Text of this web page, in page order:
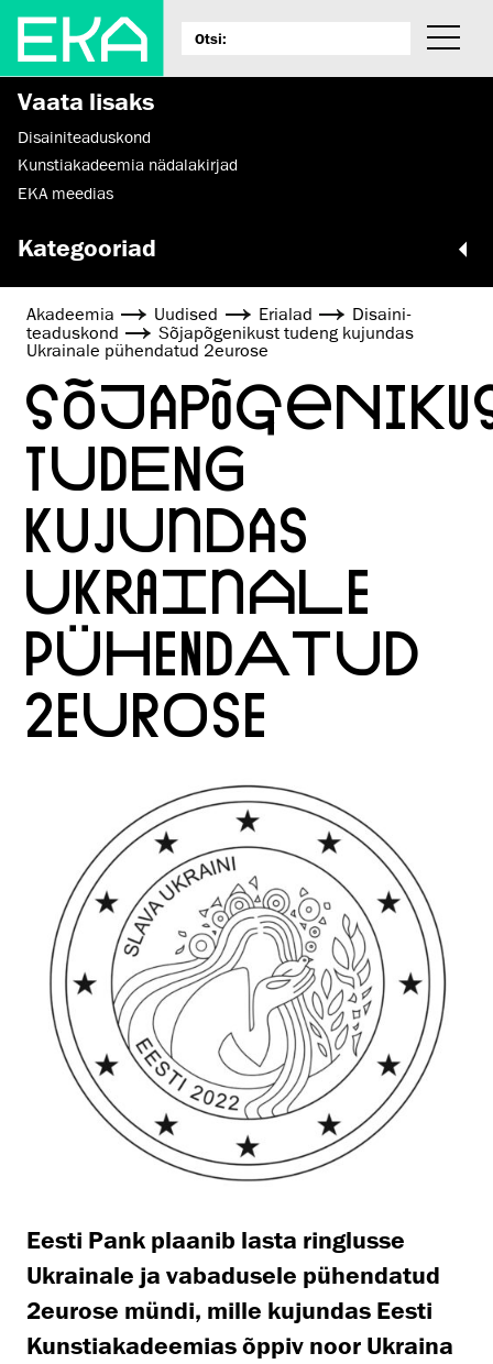
Vaata lisaks
Disaini­­teaduskond
Kunstiakadeemia nädalakirjad
EKA meedias
Kategooriad
Akadeemia Uudised Erialad
Disaini­­
teaduskond
Sõjapõgenikust tudeng kujundas
Ukrainale pühendatud 2eurose
TUDENG
KUJUNDAS
UKRAINALE
PÜHENDATUD
2EUROSE
Eesti Pank plaanib lasta ringlusse
Ukrainale ja vabadusele pühendatud
2eurose mündi, mille kujundas Eesti
Kunstiakadeemias õppiv noor Ukraina